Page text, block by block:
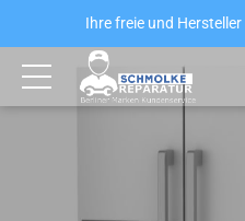
Ihre freie und